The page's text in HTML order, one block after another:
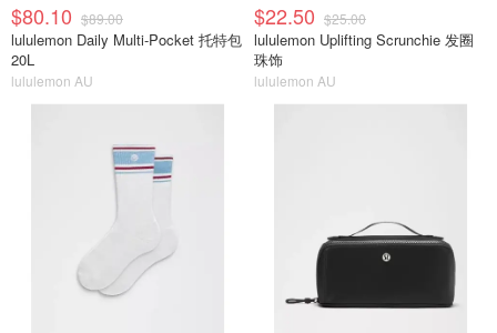
$80.10 $89.00
lululemon Daily Multi-Pocket 托特包
20L
lululemon AU
$22.50 $25.00
lululemon Uplifting Scrunchie 发圈
珠饰
lululemon AU